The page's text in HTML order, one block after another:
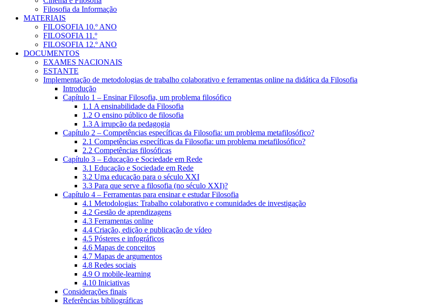
Filosofia da Informação
MATERIAIS
FILOSOFIA 10.º ANO
FILOSOFIA 11.º
FILOSOFIA 12.º ANO
DOCUMENTOS
EXAMES NACIONAIS
ESTANTE
Implementação de metodologias de trabalho colaborativo e ferramentas online na didática da Filosofia
Introdução
Capítulo 1 – Ensinar Filosofia, um problema filosófico
1.1 A ensinabilidade da Filosofia
1.2 O ensino público de filosofia
1.3 A irrupção da pedagogia
Capítulo 2 – Competências específicas da Filosofia: um problema metafilosófico?
2.1 Competências específicas da Filosofia: um problema metafilosófico?
2.2 Competências filosóficas
Capítulo 3 – Educação e Sociedade em Rede
3.1 Educação e Sociedade em Rede
3.2 Uma educação para o século XXI
3.3 Para que serve a filosofia (no século XXI)?
Capítulo 4 – Ferramentas para ensinar e estudar Filosofia
4.1 Metodologias: Trabalho colaborativo e comunidades de investigação
4.2 Gestão de aprendizagens
4.3 Ferramentas online
4.4 Criação, edição e publicação de vídeo
4.5 Pósteres e infográficos
4.6 Mapas de conceitos
4.7 Mapas de argumentos
4.8 Redes sociais
4.9 O mobile-learning
4.10 Iniciativas
Considerações finais
Referências bibliográficas